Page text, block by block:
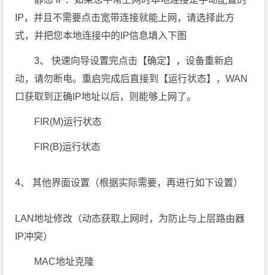
IP，并且不需要点击宽带连接就能上网，请选择此方
式，并把您本地连接中的IP信息填入下图
3、 快速向导设置完点击【确定】，设备重新启
动，请勿断电。重启完成后直接到【运行状态】，WAN
口获取到正确IP地址以后，则能够上网了。
FIR(M)运行状态
FIR(B)运行状态
4、 其他界面设置（根据实际需要，再进行如下设置）
LAN地址修改（动态获取上网时，为防止与上层路由器
IP冲突）
MAC地址克隆